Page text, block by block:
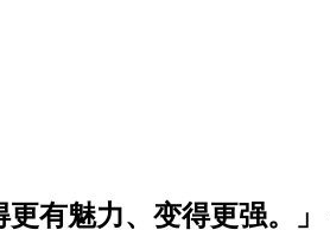
更有魅力、变得更强。